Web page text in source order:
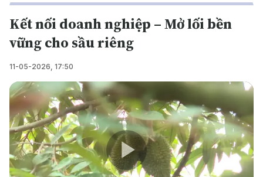
Kết nối doanh nghiệp – Mở lối bền
vững cho sầu riêng
11-05-2026, 17:50
Play